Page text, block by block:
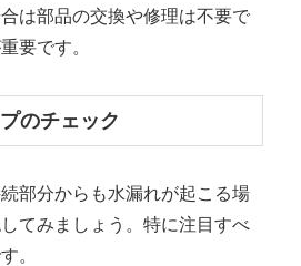
は部品の交換や修理は不要で
要です。
のチェック
部分からも水漏れが起こる場
てみましょう。特に注目すべ
。